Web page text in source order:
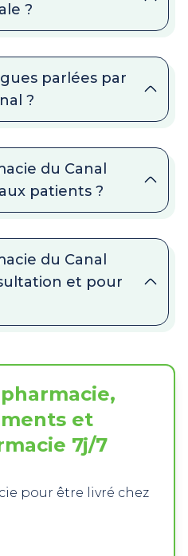
?
parlées par
?
du Canal
patients ?
du Canal
et pour
et
7j/7
pour être livré chez